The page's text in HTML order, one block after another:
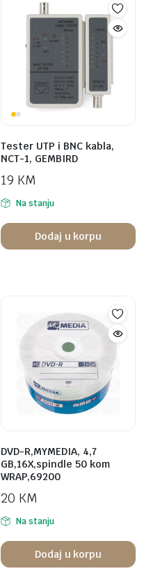
Tester UTP i BNC kabla,
NCT-1, GEMBIRD
19 KM
Na stanju
Dodaj u korpu
DVD-R,MYMEDIA, 4,7
GB,16X,spindle 50 kom
WRAP,69200
20 KM
Na stanju
Dodaj u korpu